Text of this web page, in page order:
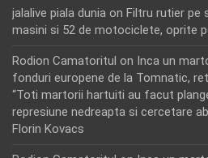
jalalive piala dunia on Filtru rutier pe
masini si 52 de motociclete, oprite
Rodion Camatoritul on Inca un
fonduri europene de la Tomnatic,
“Toti martorii hartuiti au facut
represiune nedreapta si cercetare
Florin Kovacs